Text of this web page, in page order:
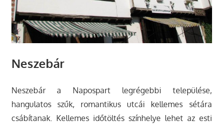
Neszebár
Neszebár a Napospart legrégebbi települése,
hangulatos szűk, romantikus utcái kellemes sétára
csábítanak. Kellemes időtöltés színhelye lehet az esti